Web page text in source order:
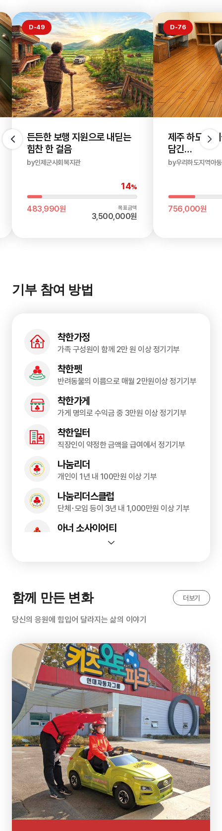
기부 참여 방법
착한가정
가족 구성원이 함께 2만 원 이상 정기기부
착한펫
반려동물의 이름으로 매월 2만원이상 정기기부
착한가게
가게 명의로 수익금 중 3만원 이상 정기기부
착한일터
직장인이 약정한 금액을 급여에서 정기기부
나눔리더
개인이 1년 내 100만원 이상 기부
나눔리더스클럽
단체･모임 등이 3년 내 1,000만원 이상 기부
아너 소사이어티
개인이 1억원 이상 일시기부 또는 5년간 약정
중소기업이 1억원 이상 일시기부 또는 5년간
D-49
든든한 보행 지원으로 내딛는
힘찬 한 걸음
by인제군사회복지관
14%
현재금액
483,990원 목표금액
3,500,000원
D-76
제주 하도 아
담긴
새 보금자리
by우리하도지역아
현재금액
756,000원
함께 만든 변화
당신의 응원에 힘입어 달라지는 삶의 이야기
더보기